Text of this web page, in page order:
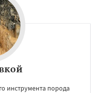
инструмента порода